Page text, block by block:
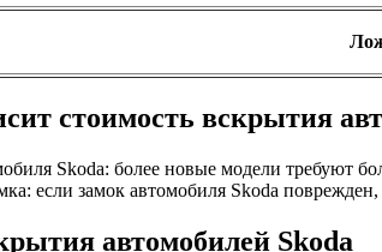
стоимость вскрытия
Skoda: более новые модели требуют
если замок автомобиля Skoda
автомобилей Skoda